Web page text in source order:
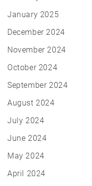
January 2025
December 2024
November 2024
October 2024
September 2024
August 2024
July 2024
June 2024
May 2024
April 2024